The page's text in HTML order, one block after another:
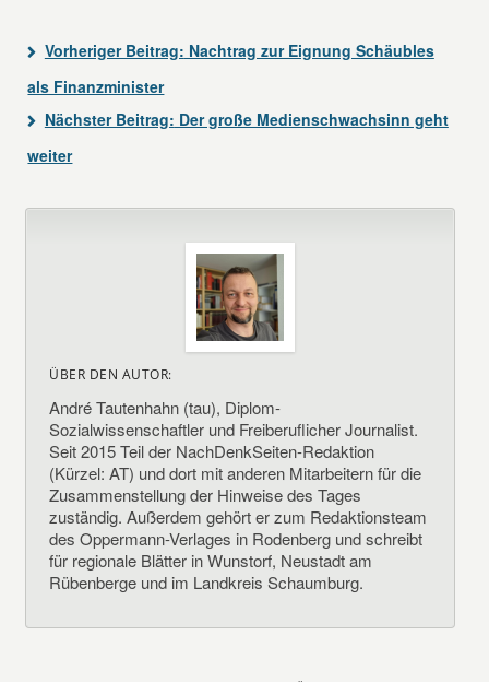
Vorheriger Beitrag: Nachtrag zur Eignung Schäubles
als Finanzminister
Nächster Beitrag: Der große Medienschwachsinn geht
weiter
ÜBER DEN AUTOR:
André Tautenhahn (tau), Diplom-
Sozialwissenschaftler und Freiberuflicher Journalist.
Seit 2015 Teil der NachDenkSeiten-Redaktion
(Kürzel: AT) und dort mit anderen Mitarbeitern für die
Zusammenstellung der Hinweise des Tages
zuständig. Außerdem gehört er zum Redaktionsteam
des Oppermann-Verlages in Rodenberg und schreibt
für regionale Blätter in Wunstorf, Neustadt am
Rübenberge und im Landkreis Schaumburg.